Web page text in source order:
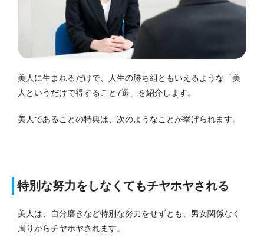
美人に生まれるだけで、人生の勝ち組ともいえるような「美
人というだけで得すること7選」を紹介します。
美人であることの特典は、次のようなことが挙げられます。
特別な努力をしなくてもチヤホヤされる
美人は、自分磨きなど特別な努力をせずとも、男女関係なく
周りからチヤホヤされます。